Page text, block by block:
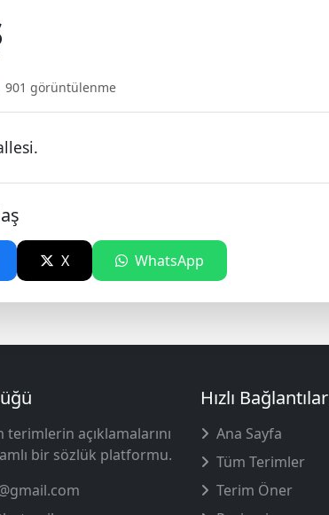
901 görüntülenme
X WhatsApp
açıklamalarını
bir sözlük platformu.
Hızlı Bağlantılar
Ana Sayfa
Tüm Terimler
Terim Öner